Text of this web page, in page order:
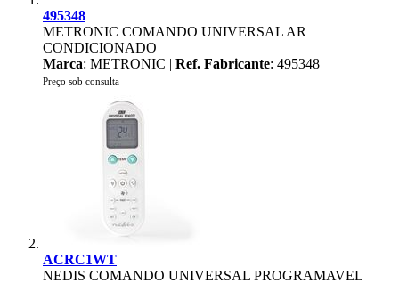
495348
METRONIC COMANDO UNIVERSAL AR
CONDICIONADO
Marca: METRONIC | Ref. Fabricante: 495348
Preço sob consulta
ACRC1WT
NEDIS COMANDO UNIVERSAL PROGRAMAVEL